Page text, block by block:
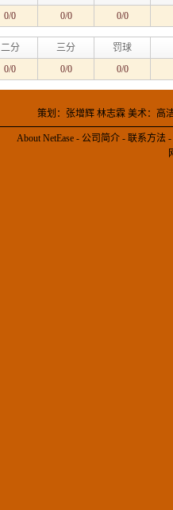
0/0 0/0 0/0
二分 三分
罚球
0/0 0/0 0/0
策划：张增辉 林志霖 美术：
About NetEase - 公司简介 - 联系方法 -